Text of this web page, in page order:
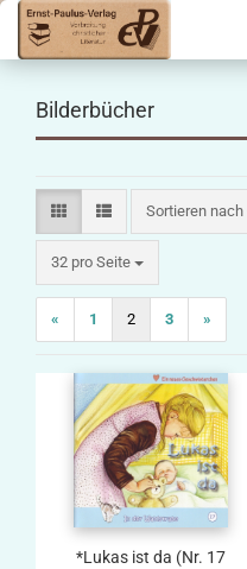
Bilderbücher
Sortieren nach
Sortieren nach
32 pro Seite
pro Seite
« 1 2 3 »
*Lukas ist da (Nr. 17